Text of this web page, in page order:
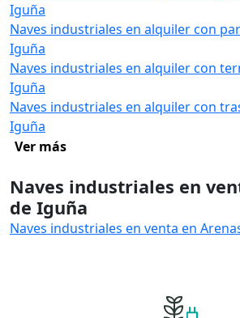
Iguña
Naves industriales en alquiler con
Iguña
Naves industriales en alquiler con
Iguña
Naves industriales en alquiler con
Iguña
Ver más
Naves industriales en
de Iguña
Naves industriales en venta en